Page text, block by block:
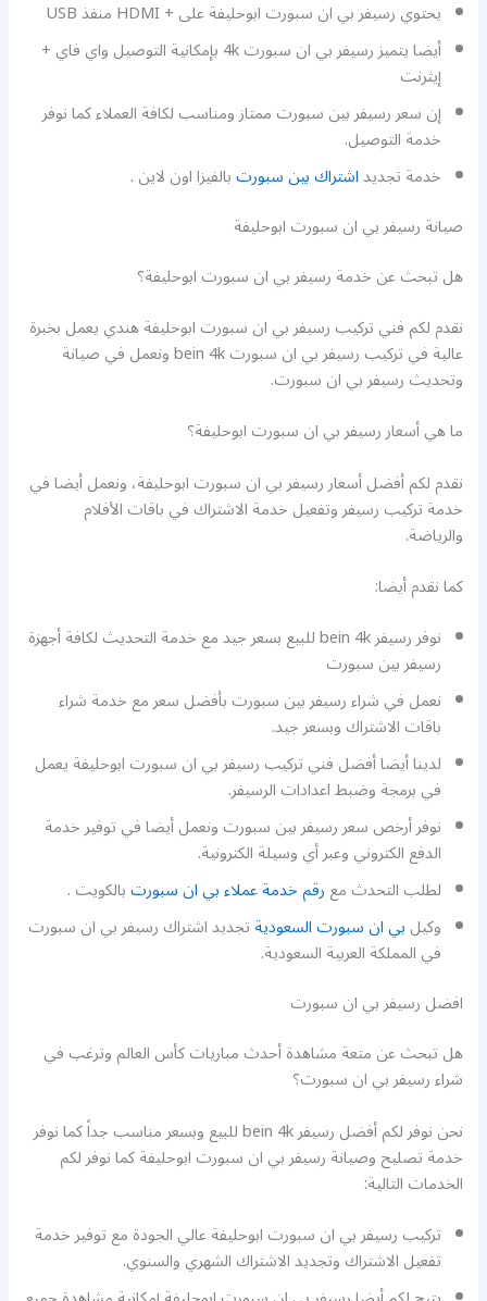
يحتوي رسيفر بي ان سبورت ابوحليفة على + HDMI منفذ USB
أيضا يتميز رسيفر بي ان سبورت 4k بإمكانية التوصيل واي فاي +
إيثرنت
إن سعر رسيفر بين سبورت ممتاز ومناسب لكافة العملاء كما نوفر
خدمة التوصيل.
خدمة تجديداشتراك بين سبورتبالفيزا اون لاين .
صيانة رسيفر بي ان سبورت ابوحليفة
هل تبحث عن خدمة رسيفر بي ان سبورت ابوحليفة؟
نقدم لكم فني تركيب رسيفر بي ان سبورت ابوحليفة هندي يعمل بخبرة
عالية في تركيب رسيفر بي ان سبورت bein 4k ونعمل في صيانة
وتحديث رسيفر بي ان سبورت.
ما هي أسعار رسيفر بي ان سبورت ابوحليفة؟
نقدم لكم أفضل أسعار رسيفر بي ان سبورت ابوحليفة، ونعمل أيضا في
خدمة تركيب رسيفر وتفعيل خدمة الاشتراك في باقات الأفلام
والرياضة.
كما نقدم أيضا:
نوفر رسيفر bein 4k للبيع بسعر جيد مع خدمة التحديث لكافة أجهزة
رسيفر بين سبورت
نعمل في شراء رسيفر بين سبورت بأفضل سعر مع خدمة شراء
باقات الاشتراك وبسعر جيد.
لدينا أيضا أفضل فني تركيب رسيفر بي ان سبورت ابوحليفة يعمل
في برمجة وضبط اعدادات الرسيفر.
نوفر أرخص سعر رسيفر بين سبورت ونعمل أيضا في توفير خدمة
الدفع الكتروني وعبر أي وسيلة الكترونية.
لطلب التحدث معرقم خدمة عملاء بي ان سبورتبالكويت .
وكيلبي ان سبورت السعوديةتجديد اشتراك رسيفر بي ان سبورت
في المملكة العربية السعودية.
افضل رسيفر بي ان سبورت
هل تبحث عن متعة مشاهدة أحدث مباريات كأس العالم وترغب في
شراء رسيفر بي ان سبورت؟
نحن نوفر لكم أفضل رسيفر bein 4k للبيع وبسعر مناسب جداً كما نوفر
خدمة تصليح وصيانة رسيفر بي ان سبورت ابوحليفة كما نوفر لكم
الخدمات التالية:
تركيب رسيفر بي ان سبورت ابوحليفة عالي الجودة مع توفير خدمة
تفعيل الاشتراك وتجديد الاشتراك الشهري والسنوي.